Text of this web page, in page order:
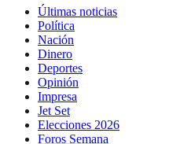
Últimas noticias
Política
Nación
Dinero
Deportes
Opinión
Impresa
Jet Set
Elecciones 2026
Foros Semana